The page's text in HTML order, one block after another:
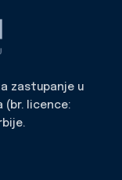
zastupanje u
(br. licence: